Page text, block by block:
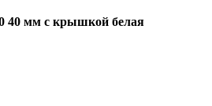
40 мм с крышкой белая